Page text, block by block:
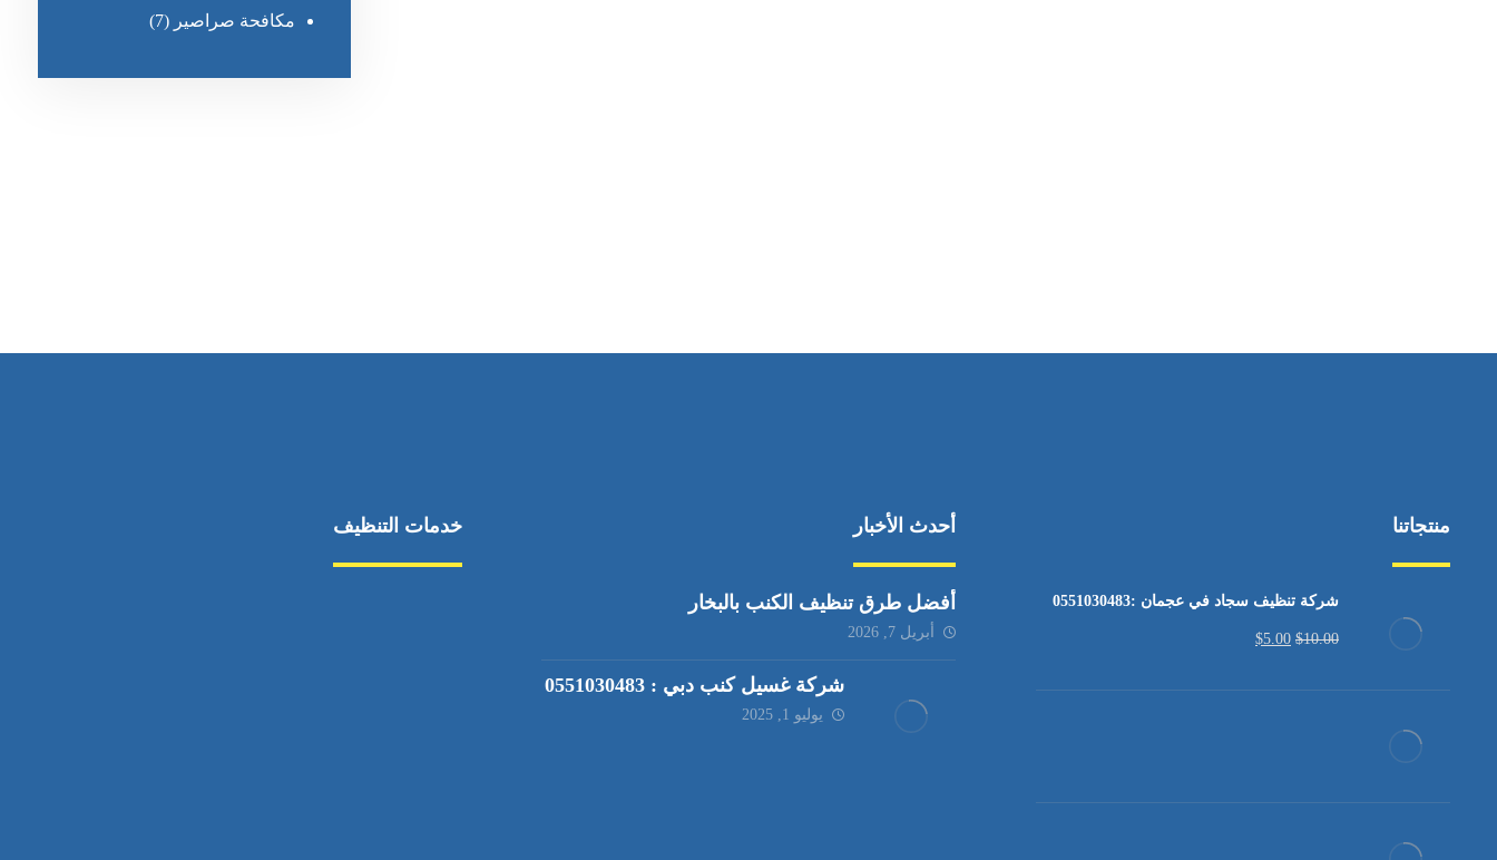
مكافحة صراصير (7)
منتجاتنا
شركة تنظيف سجاد في عجمان :0551030483
$10.00
$5.00
أحدث الأخبار
أفضل طرق تنظيف الكنب بالبخار
أبريل 7, 2026
شركة غسيل كنب دبي : 0551030483
يوليو 1, 2025
خدمات التنظيف